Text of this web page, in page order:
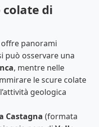
colate di
offre panorami
può osservare una
, mentre nelle
le scure colate
geologica
Castagna (formata